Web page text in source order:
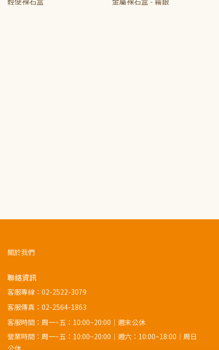
關於我們
聯絡資訊
客服專線： 02-2522-3079
客服傳真：02-2564-1863
客服時間：周一~五：10:00~20:00｜週末公休
營業時間：周一~五：10:00~20:00｜週六：10:00~18:00｜周日
公休